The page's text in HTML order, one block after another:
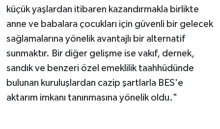
küçük yaşlardan itibaren kazandırmakla birlikte
anne ve babalara çocukları için güvenli bir gelecek
sağlamalarına yönelik avantajlı bir alternatif
sunmaktır. Bir diğer gelişme ise vakıf, dernek,
sandık ve benzeri özel emeklilik taahhüdünde
bulunan kuruluşlardan cazip şartlarla BES'e
aktarım imkanı tanınmasına yönelik oldu."